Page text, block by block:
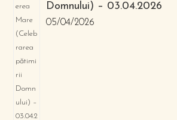
Domnului) – 03.04.2026
05/04/2026